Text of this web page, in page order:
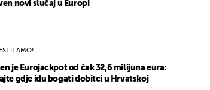
novi slučaj u Europi
je Eurojackpot od čak 32,6 milijuna eura:
gdje idu bogati dobitci u Hrvatskoj